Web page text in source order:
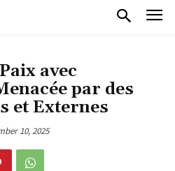
avec
par des
et Externes
10, 2025